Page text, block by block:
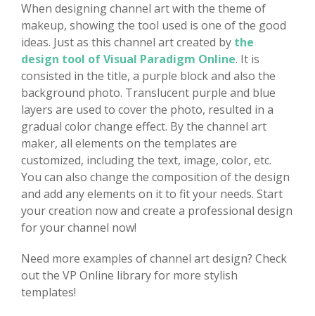
When designing channel art with the theme of
makeup, showing the tool used is one of the good
ideas. Just as this channel art created by the
design tool of Visual Paradigm Online. It is
consisted in the title, a purple block and also the
background photo. Translucent purple and blue
layers are used to cover the photo, resulted in a
gradual color change effect. By the channel art
maker, all elements on the templates are
customized, including the text, image, color, etc.
You can also change the composition of the design
and add any elements on it to fit your needs. Start
your creation now and create a professional design
for your channel now!
Need more examples of channel art design? Check
out the VP Online library for more stylish
templates!